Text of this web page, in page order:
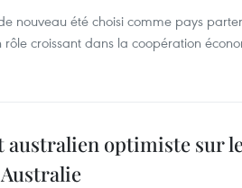
nouveau été choisi comme pays
rôle croissant dans la coopération
australien optimiste sur